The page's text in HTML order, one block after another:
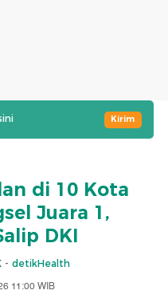
Kirim
di 10 Kota
Juara 1,
DKI
- detikHealth
11:00 WIB